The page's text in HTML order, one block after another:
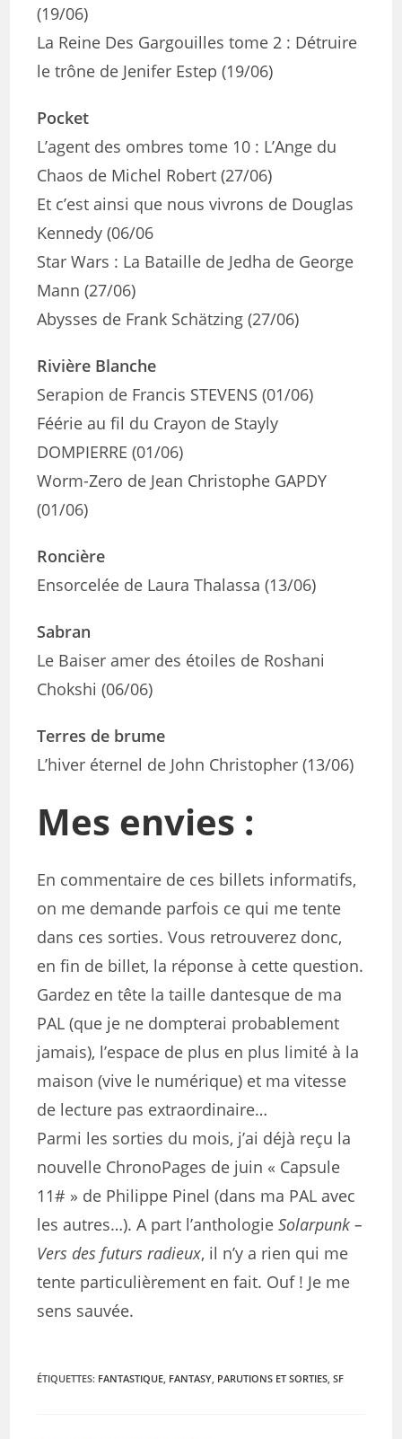
(19/06)
La Reine Des Gargouilles tome 2 : Détruire
le trône de Jenifer Estep (19/06)
Pocket
L’agent des ombres tome 10 : L’Ange du
Chaos de Michel Robert (27/06)
Et c’est ainsi que nous vivrons de Douglas
Kennedy (06/06
Star Wars : La Bataille de Jedha de George
Mann (27/06)
Abysses de Frank Schätzing (27/06)
Rivière Blanche
Serapion de Francis STEVENS (01/06)
Féérie au fil du Crayon de Stayly
DOMPIERRE (01/06)
Worm-Zero de Jean Christophe GAPDY
(01/06)
Roncière
Ensorcelée de Laura Thalassa (13/06)
Sabran
Le Baiser amer des étoiles de Roshani
Chokshi (06/06)
Terres de brume
L’hiver éternel de John Christopher (13/06)
Mes envies :
En commentaire de ces billets informatifs,
on me demande parfois ce qui me tente
dans ces sorties. Vous retrouverez donc,
en fin de billet, la réponse à cette question.
Gardez en tête la taille dantesque de ma
PAL (que je ne dompterai probablement
jamais), l’espace de plus en plus limité à la
maison (vive le numérique) et ma vitesse
de lecture pas extraordinaire…
Parmi les sorties du mois, j’ai déjà reçu la
nouvelle ChronoPages de juin « Capsule
11# » de Philippe Pinel (dans ma PAL avec
les autres…). A part l’anthologieSolarpunk –
Vers des futurs radieux, il n’y a rien qui me
tente particulièrement en fait. Ouf ! Je me
sens sauvée.
ÉTIQUETTES: FANTASTIQUE, FANTASY, PARUTIONS ET SORTIES, SF